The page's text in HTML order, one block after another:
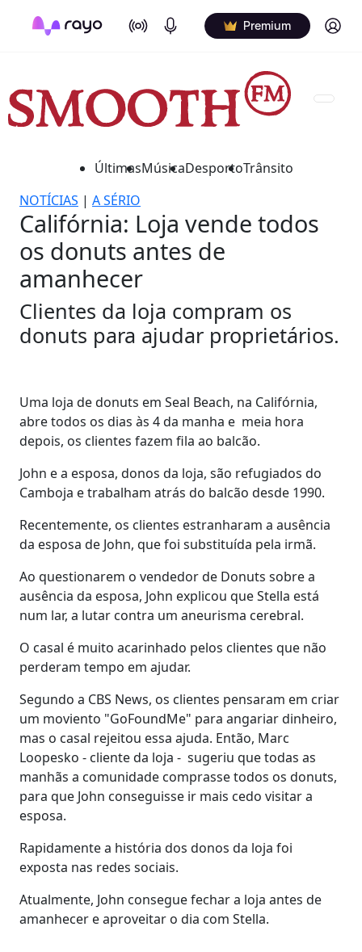
On Air Podcasts Premium Log in
ÚltimasMúsicaDesportoTrânsito
NOTÍCIAS | A SÉRIO
Califórnia: Loja vende todos
os donuts antes de
amanhecer
Clientes da loja compram os
donuts para ajudar proprietários.
Uma loja de donuts em Seal Beach, na Califórnia,
abre todos os dias às 4 da manha e meia hora
depois, os clientes fazem fila ao balcão.
John e a esposa, donos da loja, são refugiados do
Camboja e trabalham atrás do balcão desde 1990.
Recentemente, os clientes estranharam a ausência
da esposa de John, que foi substituída pela irmã.
Ao questionarem o vendedor de Donuts sobre a
ausência da esposa, John explicou que Stella está
num lar, a lutar contra um aneurisma cerebral.
O casal é muito acarinhado pelos clientes que não
perderam tempo em ajudar.
Segundo a CBS News, os clientes pensaram em criar
um moviento "GoFoundMe" para angariar dinheiro,
mas o casal rejeitou essa ajuda. Então, Marc
Loopesko - cliente da loja - sugeriu que todas as
manhãs a comunidade comprasse todos os donuts,
para que John conseguisse ir mais cedo visitar a
esposa.
Rapidamente a história dos donos da loja foi
exposta nas redes sociais.
Atualmente, John consegue fechar a loja antes de
amanhecer e aproveitar o dia com Stella.